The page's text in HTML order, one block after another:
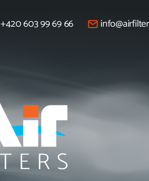
+420 603 99 69 66